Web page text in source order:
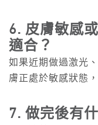
6. 皮膚敏感
適合？
如果近期做過激光
膚正處於敏感狀態
7. 做完後有